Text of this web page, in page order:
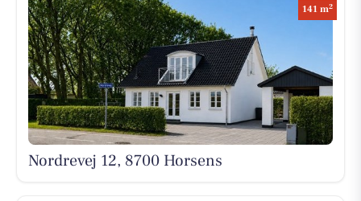
141 m2
Nordrevej 12, 8700 Horsens